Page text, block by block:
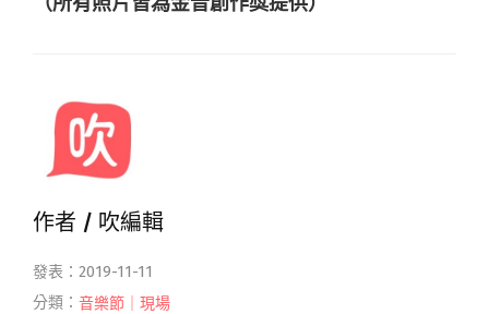
作者 / 吹編輯
發表：2019-11-11
分類： 音樂節｜現場